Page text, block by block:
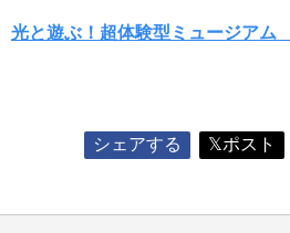
光と遊ぶ！超体験型ミュージア
シェアする 𝕏ポスト